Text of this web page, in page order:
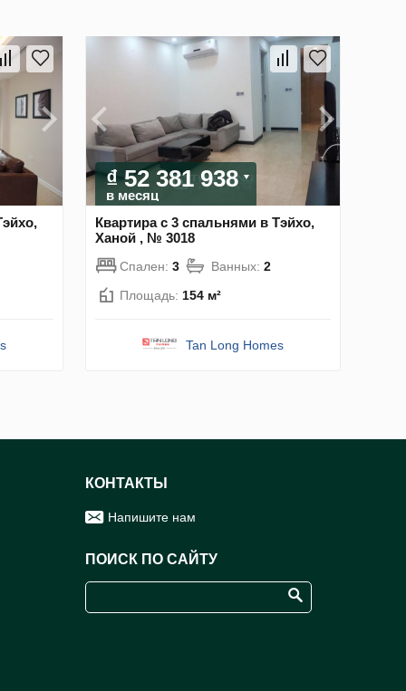
₫ 52 381 938
в месяц
Квартира с 3 спальнями в Тэйхо,
Ханой , № 3018
Спален: 3 Ванных: 2
Площадь: 154 м²
Tan Long Homes
КОНТАКТЫ
Напишите нам
ПОИСК ПО САЙТУ